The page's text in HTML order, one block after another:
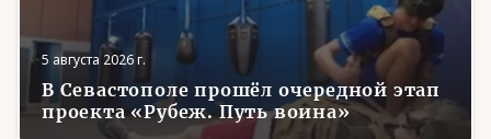
5 августа 2026 г.
В Севастополе прошёл очередной этап
проекта «Рубеж. Путь воина»